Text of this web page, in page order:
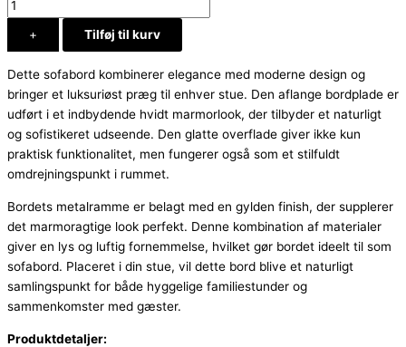
+ Tilføj til kurv
Dette sofabord kombinerer elegance med moderne design og
bringer et luksuriøst præg til enhver stue. Den aflange bordplade er
udført i et indbydende hvidt marmorlook, der tilbyder et naturligt
og sofistikeret udseende. Den glatte overflade giver ikke kun
praktisk funktionalitet, men fungerer også som et stilfuldt
omdrejningspunkt i rummet.
Bordets metalramme er belagt med en gylden finish, der supplerer
det marmoragtige look perfekt. Denne kombination af materialer
giver en lys og luftig fornemmelse, hvilket gør bordet ideelt til som
sofabord. Placeret i din stue, vil dette bord blive et naturligt
samlingspunkt for både hyggelige familiestunder og
sammenkomster med gæster.
Produktdetaljer: